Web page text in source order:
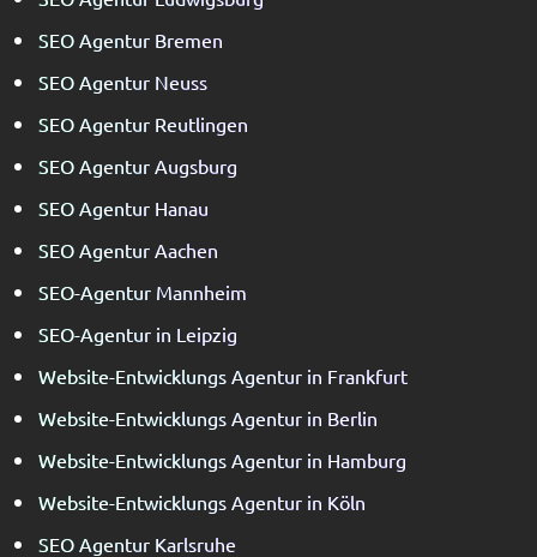
SEO Agentur Bremen
SEO Agentur Neuss
SEO Agentur Reutlingen
SEO Agentur Augsburg
SEO Agentur Hanau
SEO Agentur Aachen
SEO-Agentur Mannheim
SEO-Agentur in Leipzig
Website-Entwicklungs Agentur in Frankfurt
Website-Entwicklungs Agentur in Berlin
Website-Entwicklungs Agentur in Hamburg
Website-Entwicklungs Agentur in Köln
SEO Agentur Karlsruhe